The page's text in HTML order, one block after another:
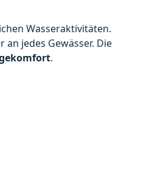
Wasseraktivitäten.
jedes Gewässer. Die
.